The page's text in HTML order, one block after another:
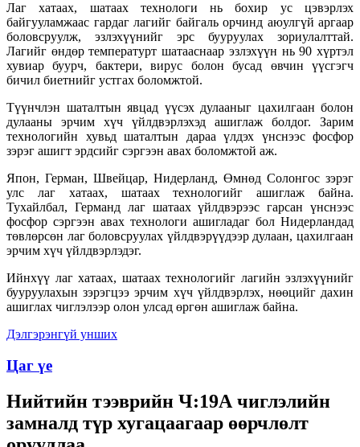
Лаг хатаах, шатаах технологи нь бохир ус цэвэрлэх
байгууламжаас гардаг лагийг байгаль орчинд аюулгүй аргаар
боловсруулж, эзлэхүүнийг эрс бууруулах зориулалттай.
Лагийг өндөр температурт шатааснаар эзлэхүүн нь 90 хүртэл
хувиар буурч, бактери, вирус болон бусад өвчин үүсгэгч
бичил биетнийг устгах боломжтой.
Түүнчлэн шаталтын явцад үүсэх дулааныг цахилгаан болон
дулааны эрчим хүч үйлдвэрлэхэд ашиглаж болдог. Зарим
технологийн хувьд шаталтын дараа үлдэх үнснээс фосфор
зэрэг ашигт эрдсийг сэргээн авах боломжтой аж.
Япон, Герман, Швейцар, Нидерланд, Өмнөд Солонгос зэрэг
улс лаг хатаах, шатаах технологийг ашиглаж байна.
Тухайлбал, Германд лаг шатаах үйлдвэрээс гарсан үнснээс
фосфор сэргээн авах технологи ашигладаг бол Нидерландад
төвлөрсөн лаг боловсруулах үйлдвэрүүдээр дулаан, цахилгаан
эрчим хүч үйлдвэрлэдэг.
Ийнхүү лаг хатаах, шатаах технологийг лагийн эзлэхүүнийг
бууруулахын зэрэгцээ эрчим хүч үйлдвэрлэх, нөөцийг дахин
ашиглах чиглэлээр олон улсад өргөн ашиглаж байна.
Дэлгэрэнгүй унших
Цаг үе
Нийтийн тээврийн Ч:19А чиглэлийн
замналд түр хугацаагаар өөрчлөлт